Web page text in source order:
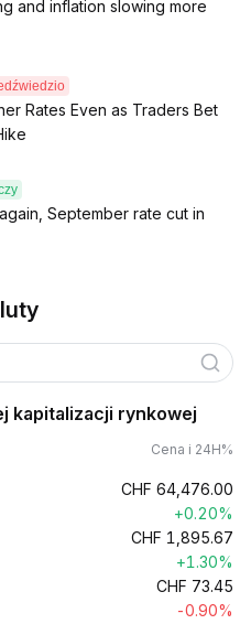
and inflation slowing more
Rates Even as Traders Bet
September rate cut in
kapitalizacji rynkowej
Cena i 24H%
CHF 64,476.00
+0.20%
CHF 1,895.67
+1.30%
CHF 73.45
-0.90%